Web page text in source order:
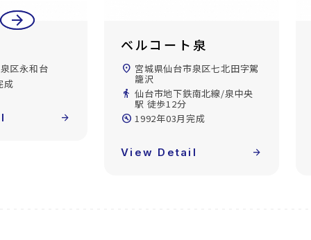
arrow_back
arrow_forward
区七北田字駕
メゾンドタケヒロＣ
location_on 宮城県仙台市泉区七北田字白
水沢
directions_walk 仙台市地下鉄南北線/泉中央
駅 徒歩16分
build_circle 1997年03月完成
View Detail arrow_forward